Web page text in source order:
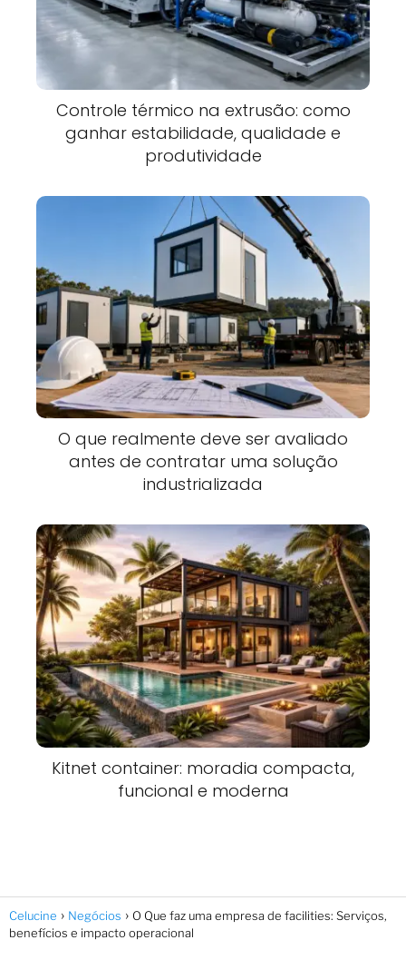
Controle térmico na extrusão: como
ganhar estabilidade, qualidade e
produtividade
O que realmente deve ser avaliado
antes de contratar uma solução
industrializada
Kitnet container: moradia compacta,
funcional e moderna
Celucine Negócios
O Que faz uma empresa de facilities: Serviços,
benefícios e impacto operacional